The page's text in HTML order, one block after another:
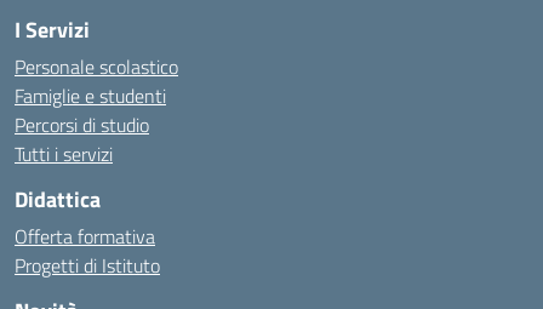
I Servizi
Personale scolastico
Famiglie e studenti
Percorsi di studio
Tutti i servizi
Didattica
Offerta formativa
Progetti di Istituto